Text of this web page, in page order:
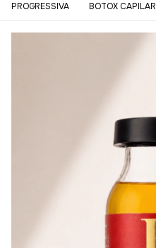
PROGRESSIVA BOTOX CAPILAR